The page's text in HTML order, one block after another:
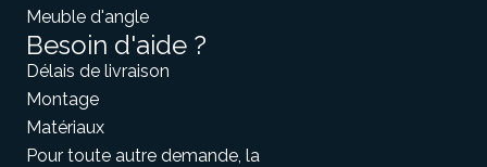
Meuble d'angle
Besoin d'aide ?
Délais de livraison
Montage
Matériaux
Pour toute autre demande, la